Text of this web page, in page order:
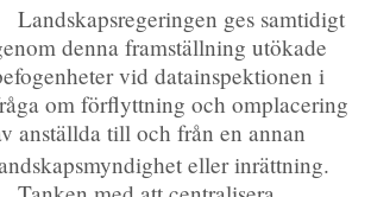
Landskapsregeringen ges samtidigt
denna framställning utökade
vid datainspektionen i
om förflyttning och omplacering
anställda till och från en annan
eller inrättning.